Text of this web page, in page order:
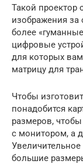
Такой проектор
изображения за
более
цифровые
для которых
матрицу для
Чтобы
понадобится
размеров,
с монитором, а
большие